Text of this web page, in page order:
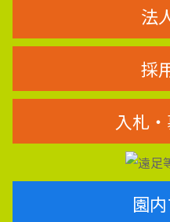
法
採
入札
園